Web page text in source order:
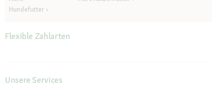
Hundefutter
Flexible Zahlarten
Unsere Services